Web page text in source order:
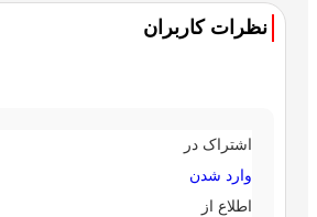
نظرات کاربران
اشتراک در
وارد شدن
اطلاع از